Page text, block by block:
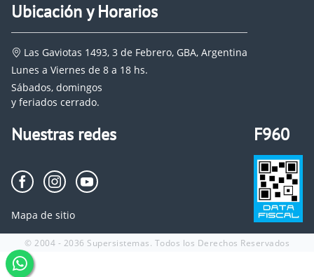
Ubicación y Horarios
Las Gaviotas 1493, 3 de Febrero, GBA, Argentina
Lunes a Viernes de 8 a 18 hs.
Sábados, domingos
y feriados cerrado.
Nuestras redes
Mapa de sitio
F960
© 2004 - 2036 Supersistemas. Todos los Derechos Reservados